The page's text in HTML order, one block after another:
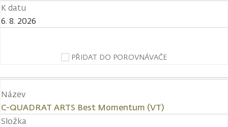
K datu
6. 8. 2026
PŘIDAT DO POROVNÁVAČE
Název
C-QUADRAT ARTS Best Momentum (VT)
Složka